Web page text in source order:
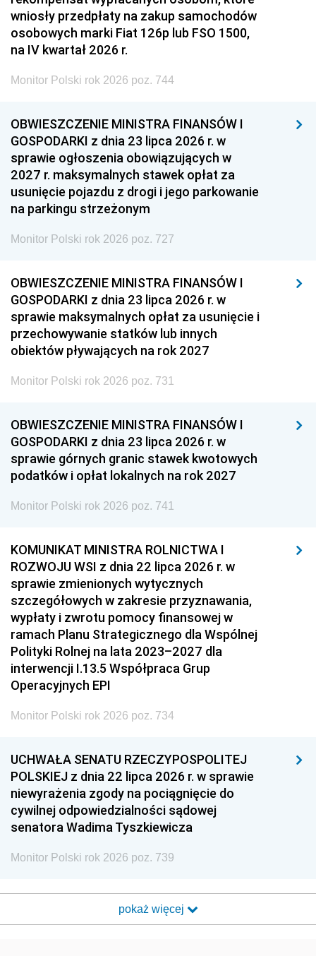
wniosły przedpłaty na zakup samochodów
osobowych marki Fiat 126p lub FSO 1500,
na IV kwartał 2026 r.
Monitor Polski rok 2026 poz. 744
OBWIESZCZENIE MINISTRA FINANSÓW I
GOSPODARKI z dnia 23 lipca 2026 r. w
sprawie ogłoszenia obowiązujących w
2027 r. maksymalnych stawek opłat za
usunięcie pojazdu z drogi i jego parkowanie
na parkingu strzeżonym
Monitor Polski rok 2026 poz. 727
OBWIESZCZENIE MINISTRA FINANSÓW I
GOSPODARKI z dnia 23 lipca 2026 r. w
sprawie maksymalnych opłat za usunięcie i
przechowywanie statków lub innych
obiektów pływających na rok 2027
Monitor Polski rok 2026 poz. 731
OBWIESZCZENIE MINISTRA FINANSÓW I
GOSPODARKI z dnia 23 lipca 2026 r. w
sprawie górnych granic stawek kwotowych
podatków i opłat lokalnych na rok 2027
Monitor Polski rok 2026 poz. 741
KOMUNIKAT MINISTRA ROLNICTWA I
ROZWOJU WSI z dnia 22 lipca 2026 r. w
sprawie zmienionych wytycznych
szczegółowych w zakresie przyznawania,
wypłaty i zwrotu pomocy finansowej w
ramach Planu Strategicznego dla Wspólnej
Polityki Rolnej na lata 2023–2027 dla
interwencji I.13.5 Współpraca Grup
Operacyjnych EPI
Monitor Polski rok 2026 poz. 734
UCHWAŁA SENATU RZECZYPOSPOLITEJ
POLSKIEJ z dnia 22 lipca 2026 r. w sprawie
niewyrażenia zgody na pociągnięcie do
cywilnej odpowiedzialności sądowej
senatora Wadima Tyszkiewicza
Monitor Polski rok 2026 poz. 739
pokaż więcej